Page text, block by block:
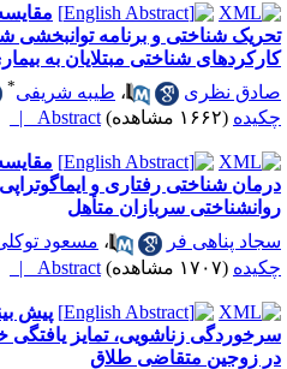
مقایسه
شناختی و برنامه توانبخشی
شناختی مبتلایان به
نظری
،طیبه شریفی
(۱۶۶۲ مشاهده) Abstract |
مقایسه
شناختی رفتاری و
سربازان متأهل
پناهی فر
،مسعود توکلی
(۱۷۰۷ مشاهده) Abstract |
پیش
زناشویی، تمایز یافتگی
زوجین متقاضی طلاق